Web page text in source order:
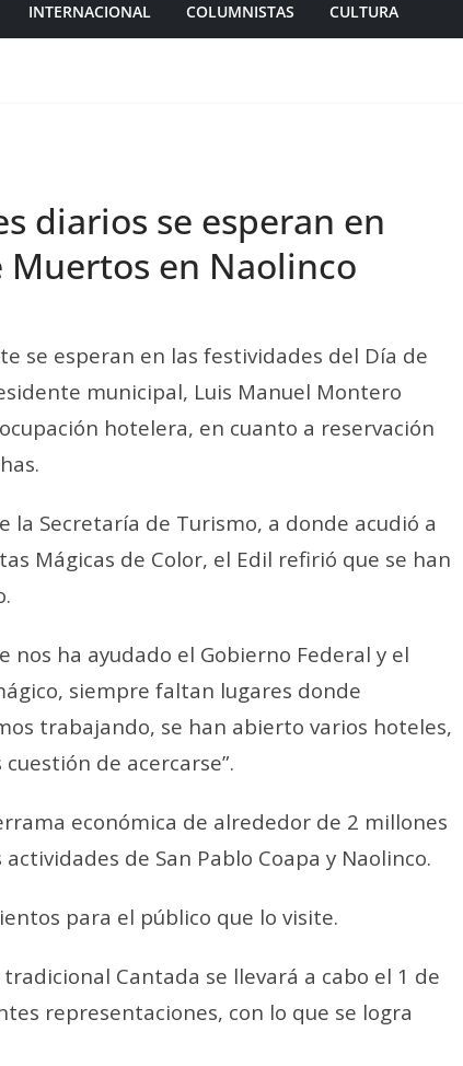
INTERNACIONAL COLUMNISTAS CULTURA
diarios se esperan en
en Naolinco
se esperan en las festividades del Día de
municipal, Luis Manuel Montero
hotelera, en cuanto a reservación
la Secretaría de Turismo, a donde acudió a
Mágicas de Color, el Edil refirió que se han
nos ha ayudado el Gobierno Federal y el
siempre faltan lugares donde
trabajando, se han abierto varios hoteles,
de acercarse”.
económica de alrededor de 2 millones
de San Pablo Coapa y Naolinco.
para el público que lo visite.
Cantada se llevará a cabo el 1 de
representaciones, con lo que se logra